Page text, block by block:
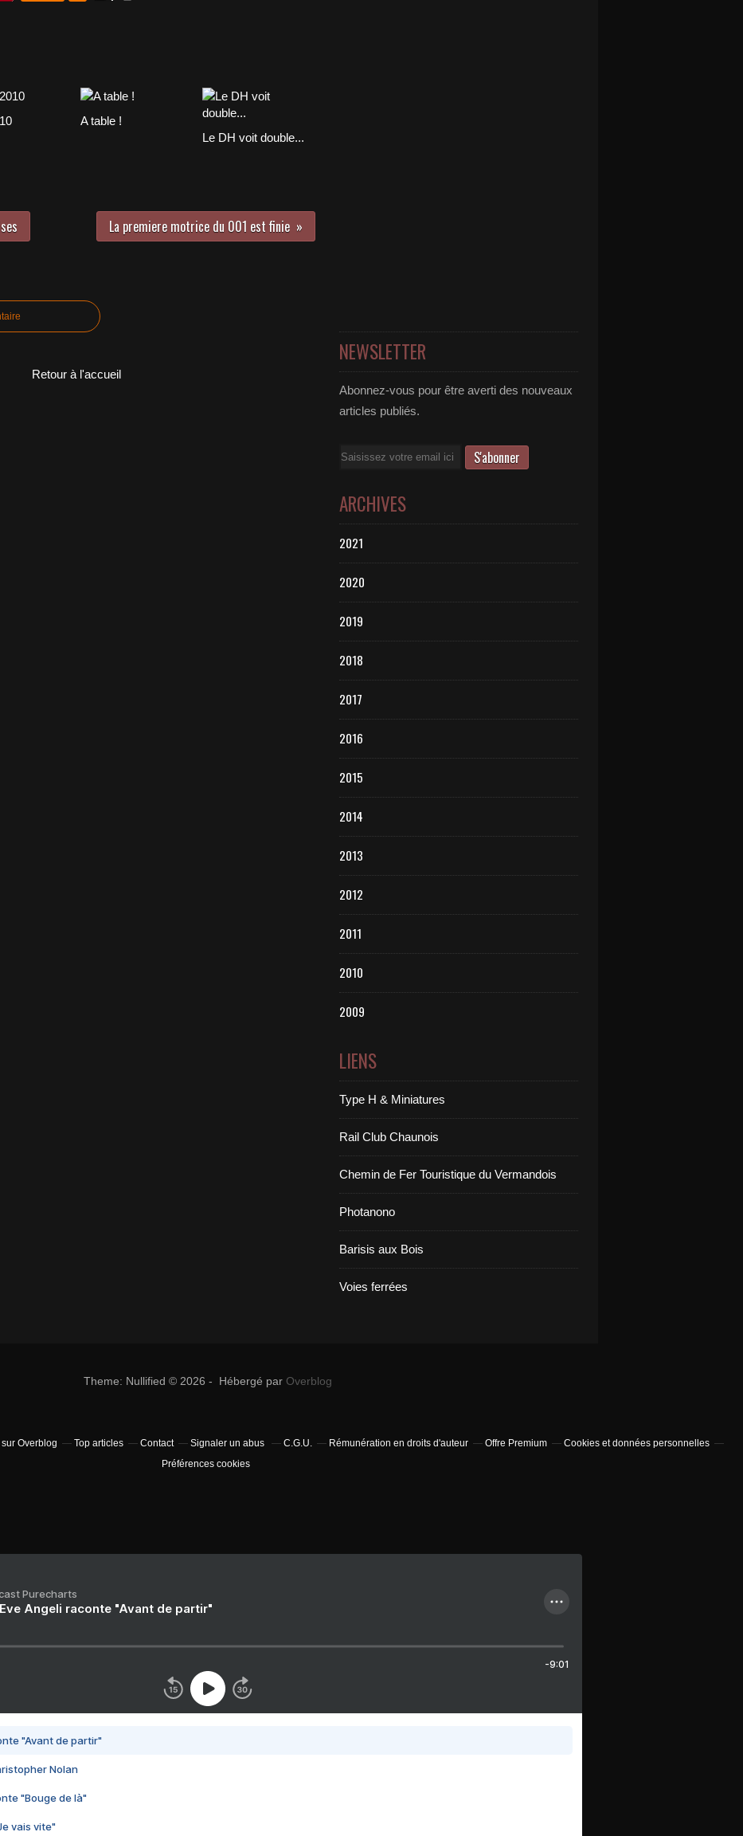
A table !
Le DH voit double...
La premiere motrice du 001 est finie
Retour à l'accueil
NEWSLETTER
Abonnez-vous pour être averti des nouveaux
articles publiés.
Email
ARCHIVES
2021
2020
2019
2018
2017
2016
2015
2014
2013
2012
2011
2010
2009
LIENS
Type H & Miniatures
Rail Club Chaunois
Chemin de Fer Touristique du Vermandois
Photanono
Barisis aux Bois
Voies ferrées
Theme: Nullified © 2026 - Hébergé par Overblog
Overblog Top articles Contact Signaler un abus C.G.U. Rémunération en droits d'auteur Offre Premium
Cookies et données personnelles
Préférences cookies
Purecharts
Angeli raconte "Avant de partir"
-9:01
"Avant de partir"
Nolan
"Bouge de là"
vais vite"